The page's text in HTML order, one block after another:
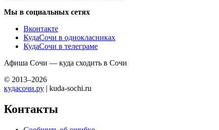
Мы в социальных сетях
Вконтакте
КудаСочи в однокласниках
КудаСочи в телеграме
Афиша Сочи — куда сходить в Сочи
© 2013–2026
кудасочи.ру | kuda-sochi.ru
Контакты